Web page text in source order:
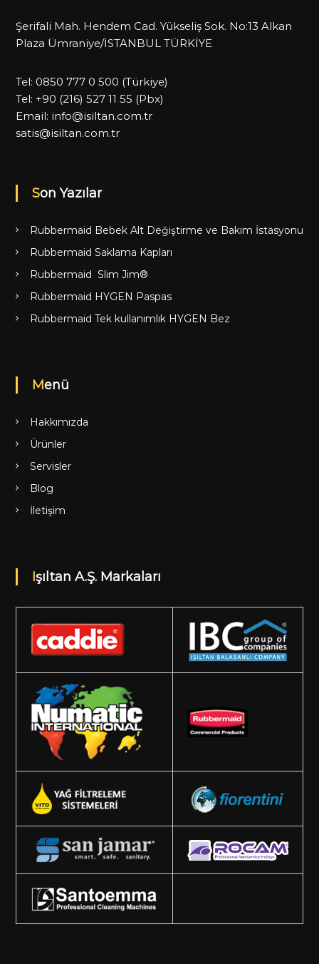
Şerifali Mah. Hendem Cad. Yükseliş Sok. No:13 Alkan
Plaza Ümraniye/İSTANBUL TÜRKİYE
Tel: 0850 777 0 500 (Türkiye)
Tel: +90 (216) 527 11 55 (Pbx)
Email: info@isiltan.com.tr
satis@isiltan.com.tr
Son Yazılar
Rubbermaid Bebek Alt Değiştirme ve Bakım İstasyonu
Rubbermaid Saklama Kapları
Rubbermaid Slim Jim®
Rubbermaid HYGEN Paspas
Rubbermaid Tek kullanımlık HYGEN Bez
Menü
Hakkımızda
Ürünler
Servisler
Blog
İletişim
Işıltan A.Ş. Markaları